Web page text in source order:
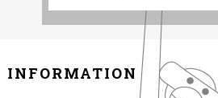
INFORMATION